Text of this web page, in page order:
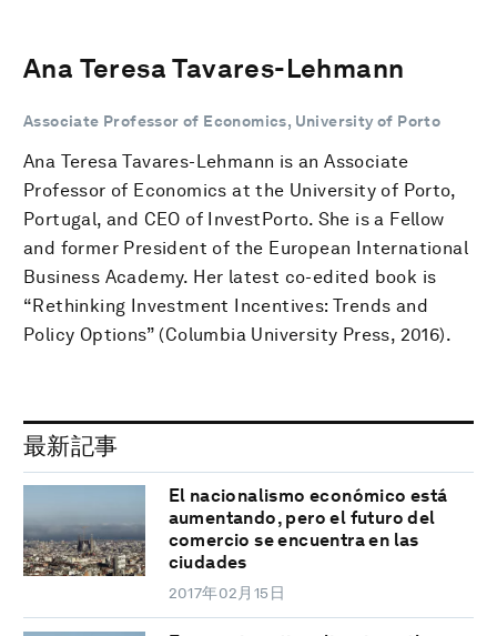
Ana Teresa Tavares-Lehmann
Associate Professor of Economics, University of Porto
Ana Teresa Tavares-Lehmann is an Associate
Professor of Economics at the University of Porto,
Portugal, and CEO of InvestPorto. She is a Fellow
and former President of the European International
Business Academy. Her latest co-edited book is
“Rethinking Investment Incentives: Trends and
Policy Options” (Columbia University Press, 2016).
最新記事
El nacionalismo económico está
aumentando, pero el futuro del
comercio se encuentra en las
ciudades
2017年02月15日